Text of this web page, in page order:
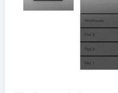
Expertenprofile